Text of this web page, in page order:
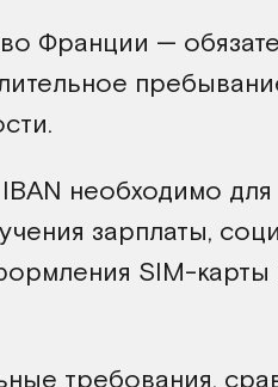
Франции —
необходимо
зарплаты,
SIM-карты
требования,